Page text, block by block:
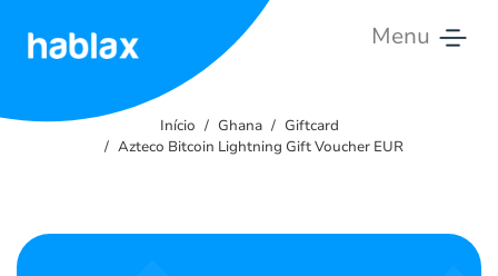
Menu
Início Ghana
Giftcard
Azteco Bitcoin Lightning Gift Voucher EUR